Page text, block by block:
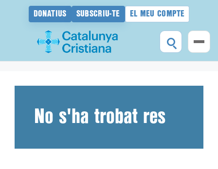
DONATIUS SUBSCRIU-TE EL MEU COMPTE
No s'ha trobat res